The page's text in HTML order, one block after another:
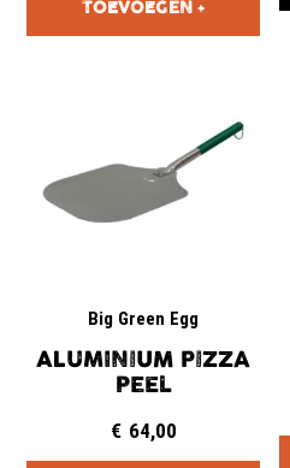
Big Green Egg
ALUMINIUM PIZZA
PEEL
€ 64,00